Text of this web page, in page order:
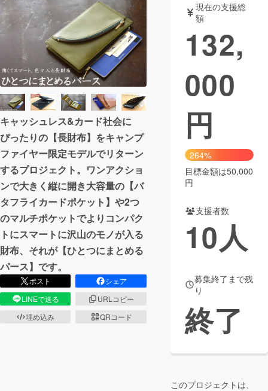
テクノロジー・ガジェット
映像・映画 書籍・雑誌
ビジネス・起業 チャレンジ
まちづくり・地域活性化
CAMPFIRE for Social Good
CAMPFIRE Creation
CAMPFIREふるさと納税machi-ya コミュニティ
キャッシュレス&カード社会に
ぴったりの【長財布】をキャンプ
ファイヤー限定モデルでリターン
するプロジェクト。ワンアクショ
ンで大きく縦に開き大容量の【バ
タフライカードポケット】や2つ
のマルチポケットでよりコンパク
トにスマートに沢山のモノが入る
財布、それが【ひとつにまとめる
パース】です。
ポスト
シェア
LINEで送る
URLコピー
埋め込み
QRコード
現在の支援総
額
132,
000
円
264%
目標金額は50,000
円
支援者数
10人
募集終了まで残
り
終了
このプロジェクトは、